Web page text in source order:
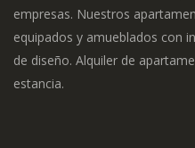
empresas. Nuestros
equipados y amueblados con
de diseño. Alquiler de
estancia.